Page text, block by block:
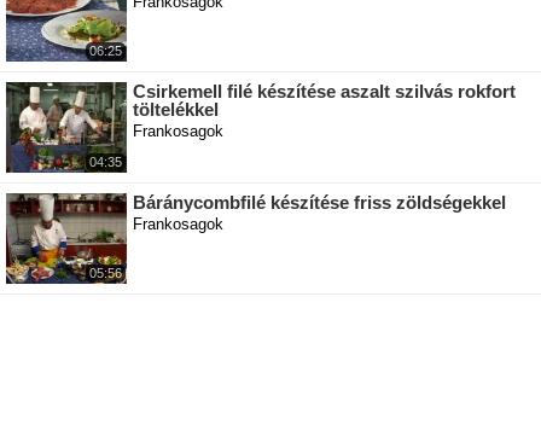
06:25
04:35
Csirkemell filé készítése aszalt szilvás rokfort
töltelékkel
Frankosagok
05:56
Báránycombfilé készítése friss zöldségekkel
Frankosagok